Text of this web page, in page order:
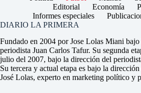
Editorial
Economía
Informes especiales
DIARIO LA PRIMERA
Fundado en 2004 por Jose Lolas Miani
periodista Juan Carlos Tafur. Su segunda
julio del 2007, bajo la dirección del
Su tercera y actual etapa es bajo la
José Lolas, experto en marketing político y